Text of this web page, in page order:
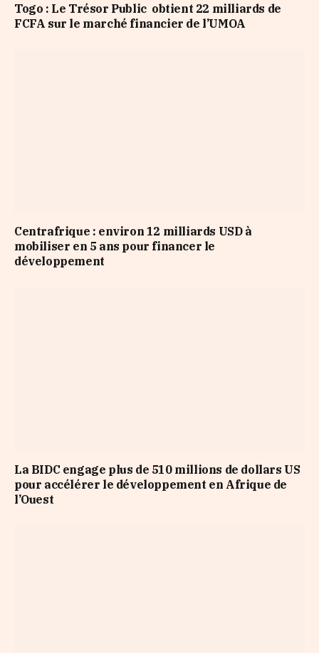
Togo : Le Trésor Public obtient 22 milliards de
FCFA sur le marché financier de l’UMOA
Centrafrique : environ 12 milliards USD à
mobiliser en 5 ans pour financer le
développement
La BIDC engage plus de 510 millions de dollars US
pour accélérer le développement en Afrique de
l’Ouest